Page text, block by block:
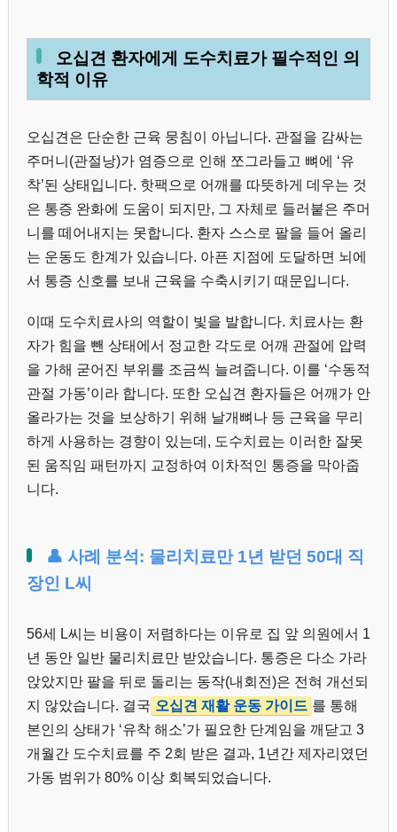
오십견 환자에게 도수치료가 필수적인 의
학적 이유
오십견은 단순한 근육 뭉침이 아닙니다. 관절을 감싸는
주머니(관절낭)가 염증으로 인해 쪼그라들고 뼈에 ‘유
착’된 상태입니다. 핫팩으로 어깨를 따뜻하게 데우는 것
은 통증 완화에 도움이 되지만, 그 자체로 들러붙은 주머
니를 떼어내지는 못합니다. 환자 스스로 팔을 들어 올리
는 운동도 한계가 있습니다. 아픈 지점에 도달하면 뇌에
서 통증 신호를 보내 근육을 수축시키기 때문입니다.
이때 도수치료사의 역할이 빛을 발합니다. 치료사는 환
자가 힘을 뺀 상태에서 정교한 각도로 어깨 관절에 압력
을 가해 굳어진 부위를 조금씩 늘려줍니다. 이를 ‘수동적
관절 가동’이라 합니다. 또한 오십견 환자들은 어깨가 안
올라가는 것을 보상하기 위해 날개뼈나 등 근육을 무리
하게 사용하는 경향이 있는데, 도수치료는 이러한 잘못
된 움직임 패턴까지 교정하여 이차적인 통증을 막아줍
니다.
👤 사례 분석: 물리치료만 1년 받던 50대 직
장인 L씨
56세 L씨는 비용이 저렴하다는 이유로 집 앞 의원에서 1
년 동안 일반 물리치료만 받았습니다. 통증은 다소 가라
앉았지만 팔을 뒤로 돌리는 동작(내회전)은 전혀 개선되
지 않았습니다. 결국 오십견 재활 운동 가이드 를 통해
본인의 상태가 ‘유착 해소’가 필요한 단계임을 깨닫고 3
개월간 도수치료를 주 2회 받은 결과, 1년간 제자리였던
가동 범위가 80% 이상 회복되었습니다.